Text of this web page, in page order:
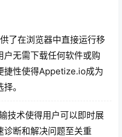
了在浏览器中直接运行移
无需下载任何软件或购
捷性使得Appetize.io成为
。
技术使得用户可以即时展
诊断和解决问题至关重